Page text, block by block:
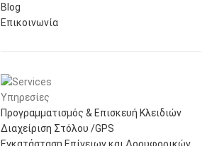
Blog
Επικοινωνία
Υπηρεσίες
Προγραμματισμός & Επισκευή Κλειδιών
Διαχείριση Στόλου /GPS